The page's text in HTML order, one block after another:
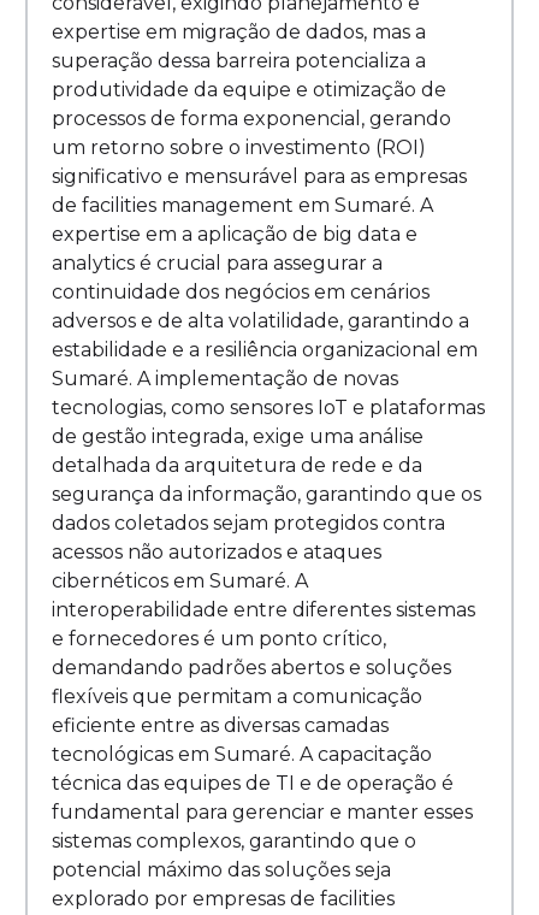
expertise em migração de dados, mas a
superação dessa barreira potencializa a
produtividade da equipe e otimização de
processos de forma exponencial, gerando
um retorno sobre o investimento (ROI)
significativo e mensurável para as empresas
de facilities management em Sumaré. A
expertise em a aplicação de big data e
analytics é crucial para assegurar a
continuidade dos negócios em cenários
adversos e de alta volatilidade, garantindo a
estabilidade e a resiliência organizacional em
Sumaré. A implementação de novas
tecnologias, como sensores IoT e plataformas
de gestão integrada, exige uma análise
detalhada da arquitetura de rede e da
segurança da informação, garantindo que os
dados coletados sejam protegidos contra
acessos não autorizados e ataques
cibernéticos em Sumaré. A
interoperabilidade entre diferentes sistemas
e fornecedores é um ponto crítico,
demandando padrões abertos e soluções
flexíveis que permitam a comunicação
eficiente entre as diversas camadas
tecnológicas em Sumaré. A capacitação
técnica das equipes de TI e de operação é
fundamental para gerenciar e manter esses
sistemas complexos, garantindo que o
potencial máximo das soluções seja
explorado por empresas de facilities